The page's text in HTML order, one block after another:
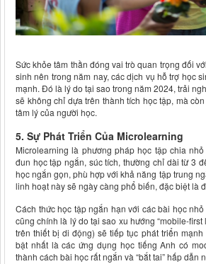
Sức khỏe tâm thần đóng vai trò quan trọng đối
sinh nên trong năm nay, các dịch vụ hỗ trợ học
mạnh. Đó là lý do tại sao trong năm 2024, trải
sẽ không chỉ dựa trên thành tích học tập, mà
tâm lý của người học.
5. Sự Phát Triển Của Microlearning
Microlearning là phương pháp học tập chia
đun học tập ngắn, súc tích, thường chỉ dài từ 3
học ngắn gọn, phù hợp với khả năng tập trung
linh hoạt này sẽ ngày càng phổ biến, đặc biệt là
Cách thức học tập ngắn hạn với các bài học
cũng chính là lý do tại sao xu hướng “mobile-first
trên thiết bị di động) sẽ tiếp tục phát triển
bật nhất là các ứng dụng học tiếng Anh có
thành cách bài học rất ngắn và “bắt tai” hấp dẫn